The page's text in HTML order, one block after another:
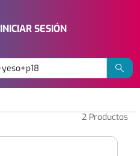
INICIAR SESIÓN
2 Productos